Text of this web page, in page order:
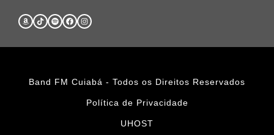
Band FM Cuiabá - Todos os Direitos Reservados
Política de Privacidade
UHOST